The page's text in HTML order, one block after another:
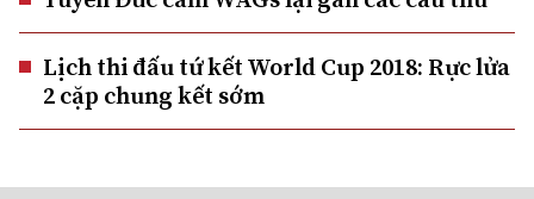
Lịch thi đấu tứ kết World Cup 2018: Rực lửa
2 cặp chung kết sớm